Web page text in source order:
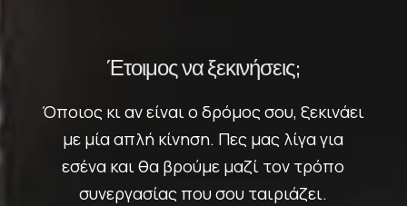
Έτοιμος να ξεκινήσεις;
Όποιος κι αν είναι ο δρόμος σου, ξεκινάει
με μία απλή κίνηση. Πες μας λίγα για
εσένα και θα βρούμε μαζί τον τρόπο
συνεργασίας που σου ταιριάζει.